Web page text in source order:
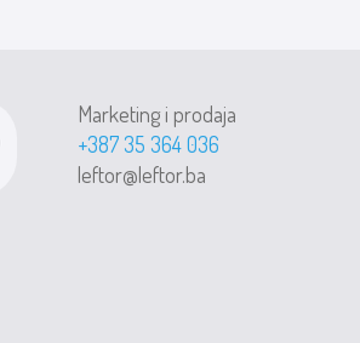
Marketing i prodaja
+387 35 364 036
leftor@leftor.ba